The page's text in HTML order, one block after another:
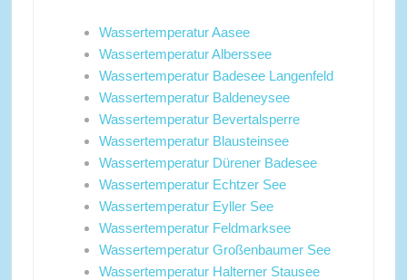
Wassertemperatur Aasee
Wassertemperatur Alberssee
Wassertemperatur Badesee Langenfeld
Wassertemperatur Baldeneysee
Wassertemperatur Bevertalsperre
Wassertemperatur Blausteinsee
Wassertemperatur Dürener Badesee
Wassertemperatur Echtzer See
Wassertemperatur Eyller See
Wassertemperatur Feldmarksee
Wassertemperatur Großenbaumer See
Wassertemperatur Halterner Stausee